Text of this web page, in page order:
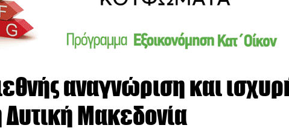
αναγνώριση και
Μακεδονία